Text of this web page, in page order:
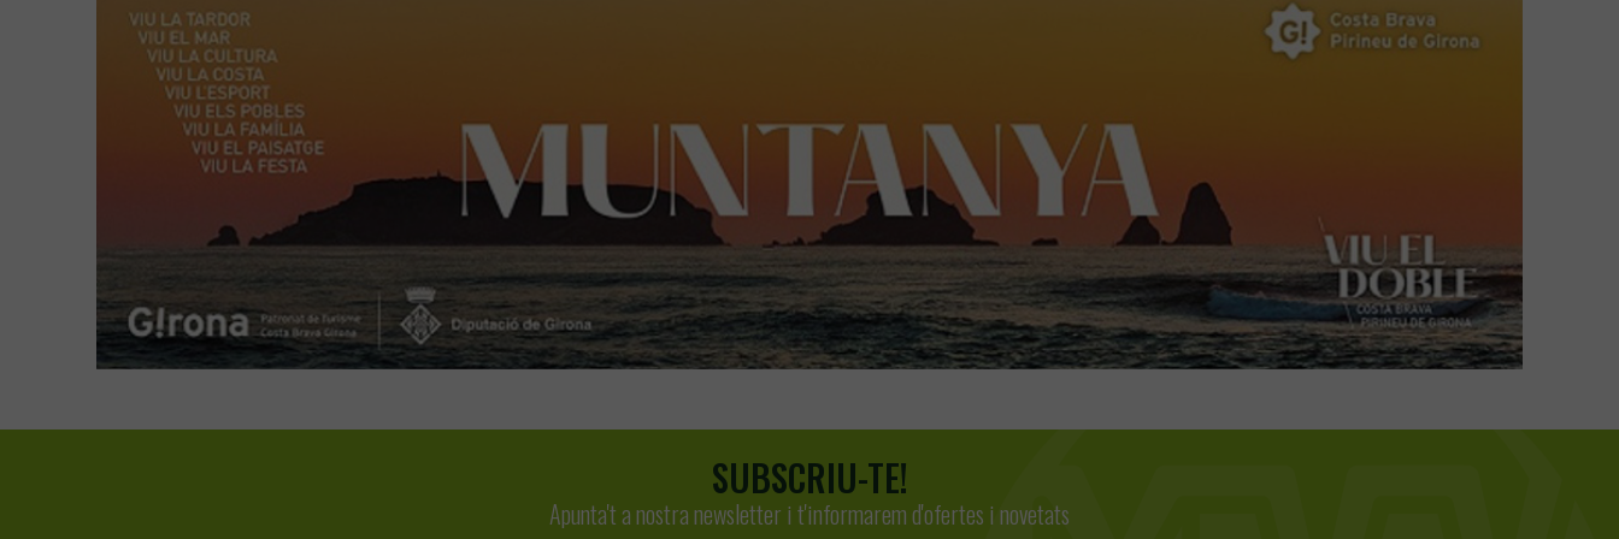
SUBSCRIU-TE!
Apunta't a nostra newsletter i t'informarem d'ofertes i novetats